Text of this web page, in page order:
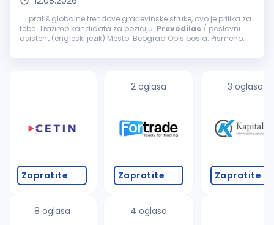
...i pratiš globalne trendove građevinske struke, ovo je prilika za
tebe. Tražimo kandidata za poziciju: Prevodilac / poslovni
asistent (engleski jezik) Mesto: Beograd Opis posla: Pismeno
poslovne...
Zapratite
8 oglasa
2 oglasa
Zapratite
4 oglasa
3 oglasa
Zapratite